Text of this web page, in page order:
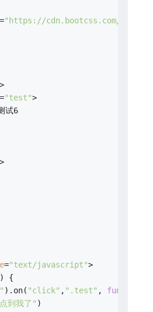
="https://cdn.bootcss.com/
>
="test">
试6
>
="text/javascript">
) {
).on( "click" , ".test" , function
到我了" )